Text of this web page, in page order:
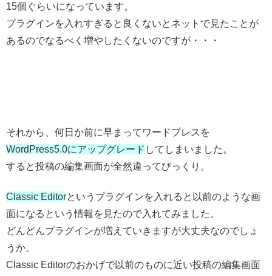
15個ぐらいになっています。
プラグインを入れすぎると良くないとネットで見たことが
あるのでなるべく増やしたくないのですが・・・
それから、何日か前に早まってワードプレスを
WordPress5.0にアップグレード してしまいました。
すると投稿の編集画面が全然違ってびっくり。
Classic Editorというプラグインを入れると以前のような画
面になるという情報を見たので入れてみました。
どんどんプラグインが増えていきますが大丈夫なのでしょ
うか。
Classic Editorのおかげで以前のものに近い投稿の編集画面